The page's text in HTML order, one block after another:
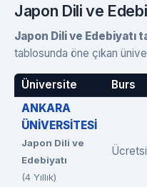
Japon Dili ve
Japon Dili ve Edebiyatı
tablosunda öne çıkan
Üniversite Burs
ANKARA
ÜNİVERSİTESİ
Japon Dili ve
Edebiyatı
(4 Yıllık)